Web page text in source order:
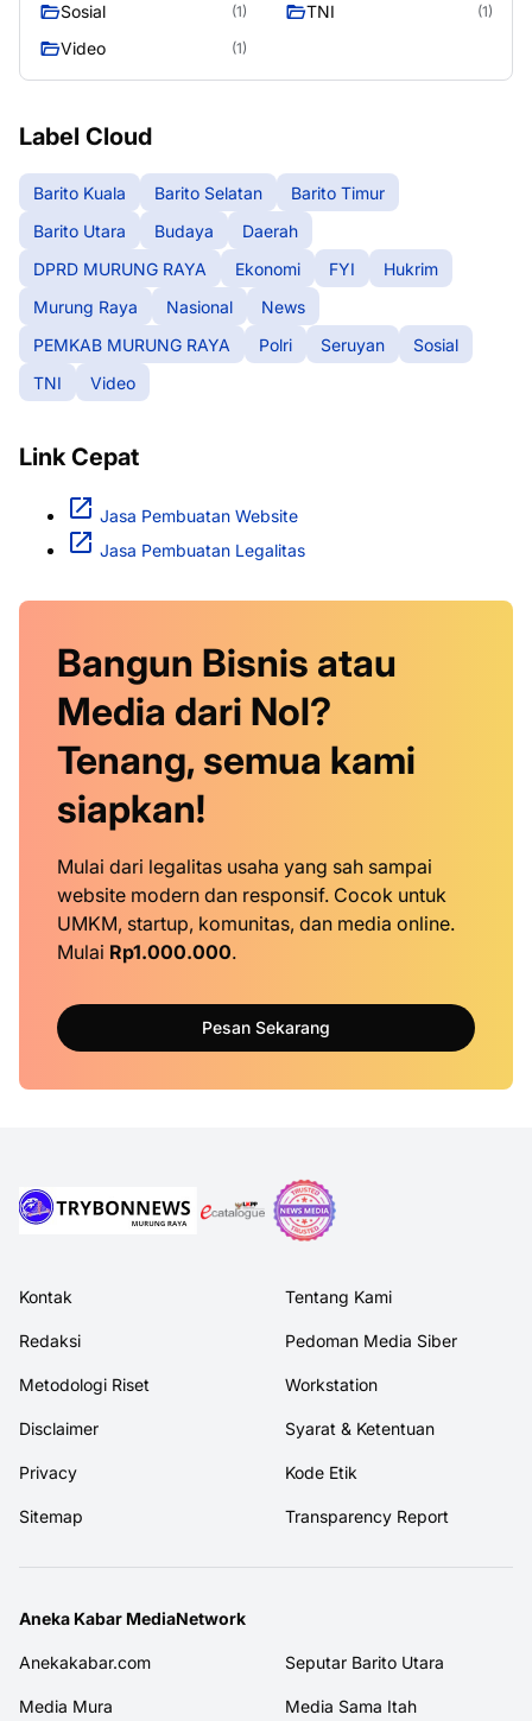
Sosial (1) TNI (1)
Video (1)
Label Cloud
Barito Kuala Barito Selatan
Barito Timur
Barito Utara
Budaya
Daerah
DPRD MURUNG RAYA
Ekonomi FYI
Hukrim
Murung Raya
Nasional
News
PEMKAB MURUNG RAYA
Polri Seruyan
Sosial
TNI
Video
Link Cepat
Jasa Pembuatan Website
Jasa Pembuatan Legalitas
Bangun Bisnis atau
Media dari Nol?
Tenang, semua kami
siapkan!
Mulai dari legalitas usaha yang sah sampai
website modern dan responsif. Cocok untuk
UMKM, startup, komunitas, dan media online.
Mulai Rp1.000.000.
Pesan Sekarang
Kontak Tentang Kami
Redaksi Pedoman Media Siber
Metodologi Riset Workstation
Disclaimer Syarat & Ketentuan
Privacy Kode Etik
Sitemap Transparency Report
Aneka Kabar MediaNetwork
Anekakabar.com Seputar Barito Utara
Media Mura Media Sama Itah